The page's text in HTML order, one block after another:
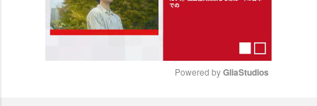
Powered by GliaStudios